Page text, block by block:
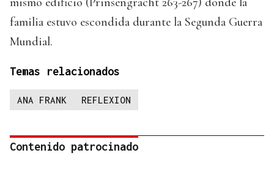
familia estuvo escondida durante la Segunda Guerra
Mundial.
Temas relacionados
ANA FRANK REFLEXION
Contenido patrocinado